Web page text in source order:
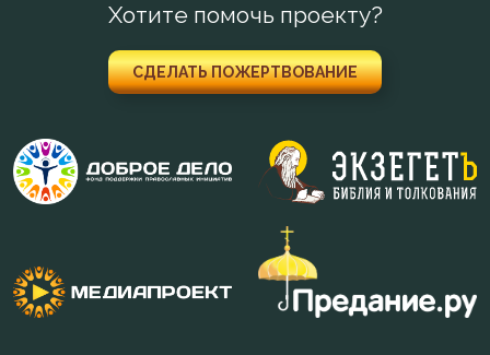
Хотите помочь проекту?
СДЕЛАТЬ ПОЖЕРТВОВАНИЕ